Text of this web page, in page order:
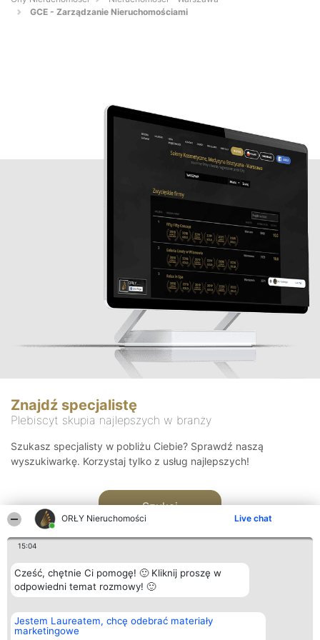
ORŁY Nieruchomości Live chat
15:04
Cześć, chętnie Ci pomogę! 🙂 Kliknij proszę w
odpowiedni temat rozmowy! 🙂
Jestem Laureatem, chcę odebrać materiały
marketingowe
GCE - Zarządzanie Nieruchomościami
Znajdź specjalistę
Plebiscyt skupia najlepszych w branży
Szukasz specjalisty w pobliżu Ciebie? Sprawdź naszą
wyszukiwarkę. Korzystaj tylko z usług najlepszych!
Szukaj
Organizator plebiscytu
Bright Side Solutions sp. z o.
o. sp. k.
Plebiscyt
Laureaci
Kontakt
Kontakt